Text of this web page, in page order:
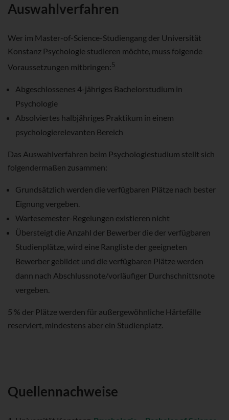
Auswahlverfahren
Wer im Master-of-Science-Studiengang der Universität
Konstanz Psychologie studieren möchte, muss folgende
Voraussetzungen mitbringen:5
Abgeschlossenes 4-jähriges Bachelorstudium in
Psychologie
Absolviertes halbjähriges Praktikum in einem
psychologierelevanten Bereich
Das Auswahlverfahren beim Psychologiestudium stellt sich
folgendermaßen zusammen:
Grundsätzlich werden die verfügbaren Plätze nach bester
Eignung vergeben.
Wartesemester-Regelungen existieren nicht
Übersteigt die Anzahl der Bewerber die der verfügbaren
Studienplätze, wird eine Rangliste der geeigneten
Bewerber gebildet und die verfügbaren Plätze werden
dann nach Abschlussnote/vorläufiger Durchschnittsnote
vergeben.
5 % der Plätze werden für außergewöhnliche Härtefälle
reserviert, mindestens aber ein Studienplatz.
Quellennachweise